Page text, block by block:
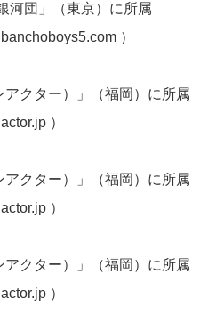
河団」（東京）に所属
）
アクター）」（福岡）に所属
）
アクター）」（福岡）に所属
）
アクター）」（福岡）に所属
）